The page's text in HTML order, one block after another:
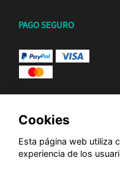
PAGO SEGURO
Cookies
Esta página web utiliza
experiencia de los